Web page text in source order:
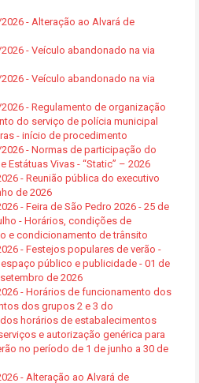
- Alteração ao Alvará de
- Veículo abandonado na via
- Veículo abandonado na via
- Regulamento de organização
do serviço de polícia municipal
- início de procedimento
2026 - Normas de participação do
Estátuas Vivas - “Static” – 2026
- Reunião pública do executivo
de 2026
- Feira de São Pedro 2026 - 25 de
- Horários, condições de
e condicionamento de trânsito
- Festejos populares de verão -
público e publicidade - 01 de
de 2026
- Horários de funcionamento dos
dos grupos 2 e 3 do
horários de estabalecimentos
e autorização genérica para
no período de 1 de junho a 30 de
- Alteração ao Alvará de